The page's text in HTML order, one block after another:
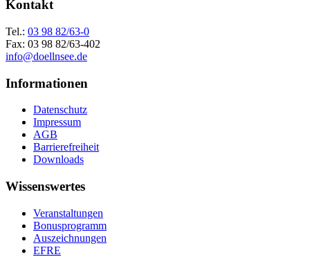
Kontakt
Tel.: 03 98 82/63-0
Fax: 03 98 82/63-402
info@doellnsee.de
Informationen
Datenschutz
Impressum
AGB
Barrierefreiheit
Downloads
Wissenswertes
Veranstaltungen
Bonusprogramm
Auszeichnungen
EFRE